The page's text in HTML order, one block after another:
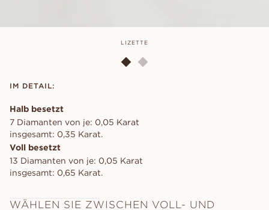
LIZETTE
IM DETAIL:
Halb besetzt
7 Diamanten von je: 0,05 Karat
insgesamt: 0,35 Karat.
Voll besetzt
13 Diamanten von je: 0,05 Karat
insgesamt: 0,65 Karat.
WÄHLEN SIE ZWISCHEN VOLL- UND